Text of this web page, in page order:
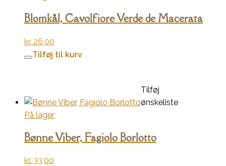
Blomkål, Cavolfiore Verde de Macerata
kr. 26,00
Tilføj til kurv
Tilføj
ønskeliste
På lager
Bønne Viber, Fagiolo Borlotto
kr. 33,00